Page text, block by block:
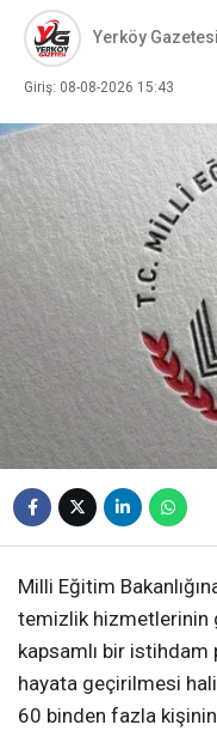
Yerköy Gazetesi
Giriş: 08-08-2026 15:43
Milli Eğitim
temizlik hizmetlerinin
kapsamlı bir istihdam
hayata geçirilmesi
60 binden fazla